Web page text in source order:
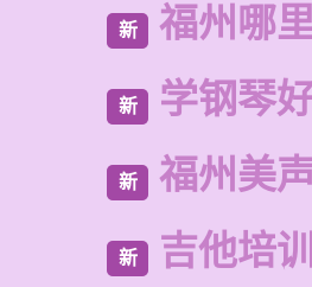
新 福州哪
新 学钢琴
新 福州美
新 吉他培